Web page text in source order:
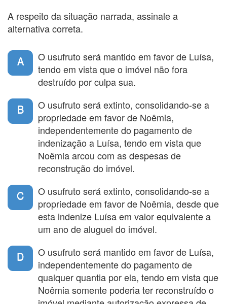
A respeito da situação narrada, assinale a
alternativa correta.
A
O usufruto será mantido em favor de Luísa,
tendo em vista que o imóvel não fora
destruído por culpa sua.
B
O usufruto será extinto, consolidando-se a
propriedade em favor de Noêmia,
independentemente do pagamento de
indenização a Luísa, tendo em vista que
Noêmia arcou com as despesas de
reconstrução do imóvel.
C
O usufruto será extinto, consolidando-se a
propriedade em favor de Noêmia, desde que
esta indenize Luísa em valor equivalente a
um ano de aluguel do imóvel.
D
O usufruto será mantido em favor de Luísa,
independentemente do pagamento de
qualquer quantia por ela, tendo em vista que
Noêmia somente poderia ter reconstruído o